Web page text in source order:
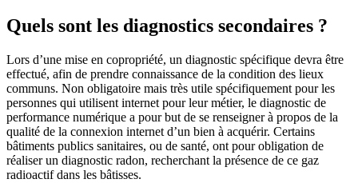
Quels sont les diagnostics secondaires ?
Lors d’une mise en copropriété, un diagnostic spécifique devra être
effectué, afin de prendre connaissance de la condition des lieux
communs. Non obligatoire mais très utile spécifiquement pour les
personnes qui utilisent internet pour leur métier, le diagnostic de
performance numérique a pour but de se renseigner à propos de la
qualité de la connexion internet d’un bien à acquérir. Certains
bâtiments publics sanitaires, ou de santé, ont pour obligation de
réaliser un diagnostic radon, recherchant la présence de ce gaz
radioactif dans les bâtisses.